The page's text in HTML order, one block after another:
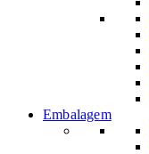
Embalagem